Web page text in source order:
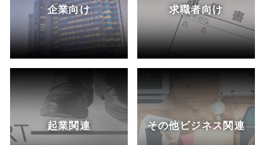
企業向け 求職者向け
起業関連 その他ビジネス関連